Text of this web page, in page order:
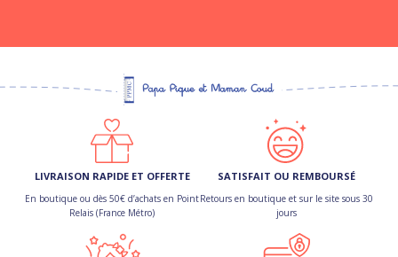
LIVRAISON RAPIDE ET OFFERTE
En boutique ou dès 50€ d’achats en Point
Relais (France Métro)
SATISFAIT OU REMBOURSÉ
Retours en boutique et sur le site sous 30
jours